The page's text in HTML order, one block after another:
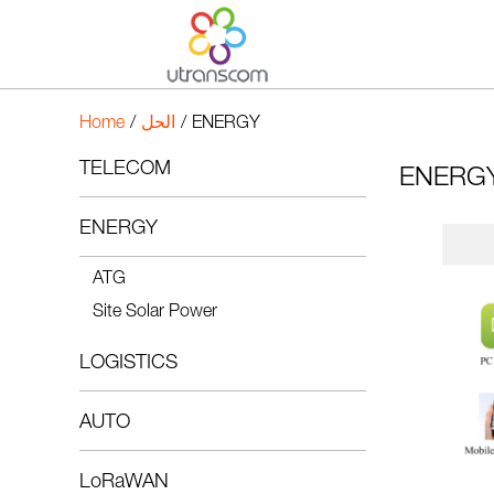
Home / الحل / ENERGY
TELECOM
ENERGY
ATG
Site Solar Power
LOGISTICS
AUTO
LoRaWAN